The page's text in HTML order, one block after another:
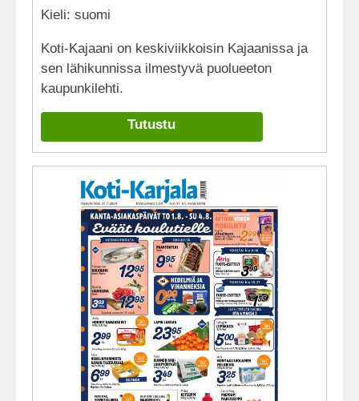
Kieli: suomi
Koti-Kajaani on keskiviikkoisin Kajaanissa ja
sen lähikunnissa ilmestyvä puolueeton
kaupunkilehti.
Tutustu